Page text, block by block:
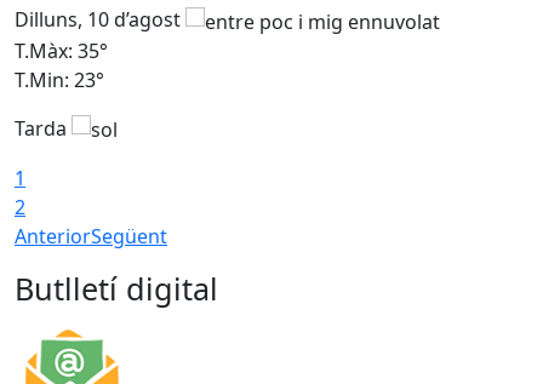
Dilluns, 10 d’agost
T.Màx: 35°
T.Min: 23°
Tarda
1
2
AnteriorSegüent
Butlletí digital